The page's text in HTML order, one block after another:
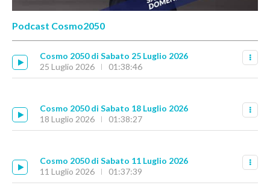
Podcast Cosmo2050
Cosmo 2050 di Sabato 25 Luglio 2026
25 Luglio 2026
01:38:46
Cosmo 2050 di Sabato 18 Luglio 2026
18 Luglio 2026
01:38:27
Cosmo 2050 di Sabato 11 Luglio 2026
11 Luglio 2026
01:37:39